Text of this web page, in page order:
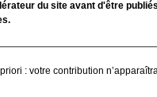
du site avant d'être
: votre contribution